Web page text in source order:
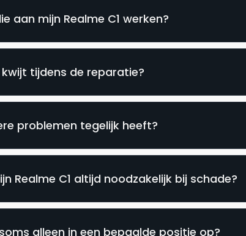
aan mijn Realme C1 werken?
kwijt tijdens de reparatie?
problemen tegelijk heeft?
Realme C1 altijd noodzakelijk bij schade?
alleen in een bepaalde positie op?